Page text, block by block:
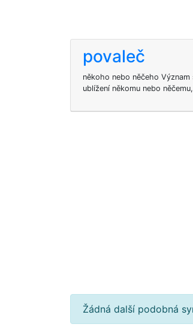
povaleč
někoho nebo něčeho
ublížení někomu nebo
Žádná další podobná